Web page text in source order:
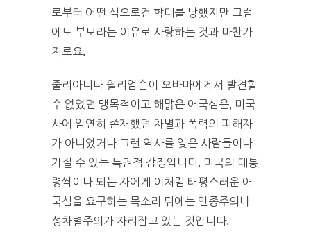
로부터 어떤 식으로건 학대를 당했지만 그럼
에도 부모라는 이유로 사랑하는 것과 마찬가
지로요.
줄리아니나 윌리엄슨이 오바마에게서 발견할
수 없었던 맹목적이고 해맑은 애국심은, 미국
사에 엄연히 존재했던 차별과 폭력의 피해자
가 아니었거나 그런 역사를 잊은 사람들이나
가질 수 있는 특권적 감정입니다. 미국의 대통
령씩이나 되는 자에게 이처럼 태평스러운 애
국심을 요구하는 목소리 뒤에는 인종주의나
성차별주의가 자리잡고 있는 것입니다.